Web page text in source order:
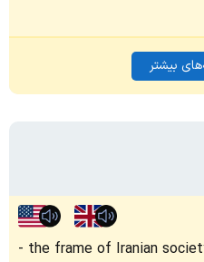
بیشتر
the frame of Iranian